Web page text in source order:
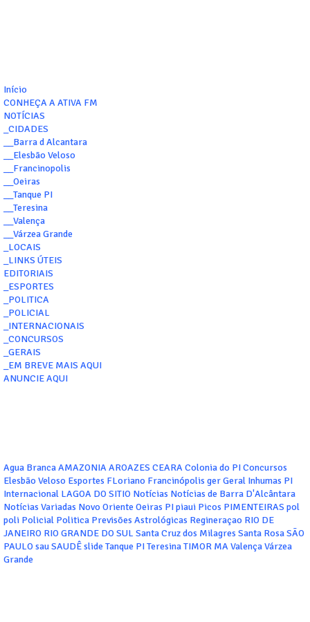
Início
CONHEÇA A ATIVA FM
NOTÍCIAS
_CIDADES
__Barra d Alcantara
__Elesbão Veloso
__Francinopolis
__Oeiras
__Tanque PI
__Teresina
__Valença
__Várzea Grande
_LOCAIS
_LINKS ÚTEIS
EDITORIAIS
_ESPORTES
_POLITICA
_POLICIAL
_INTERNACIONAIS
_CONCURSOS
_GERAIS
_EM BREVE MAIS AQUI
ANUNCIE AQUI
Agua BrancaAMAZONIAAROAZES CEARAColonia do PIConcursos
Elesbão Veloso Esportes FLoriano Francinópolis gerGeral Inhumas PI
Internacional LAGOA DO SITIO Notícias Notícias de Barra D'Alcântara
Notícias Variadas Novo Oriente Oeiras PIpiaui Picos PIMENTEIRAS pol
poli Policial Politica Previsões Astrológicas Regineraçao RIO DE
JANEIRO RIO GRANDE DO SUL Santa Cruz dos Milagres Santa RosaSÃO
PAULOsauSAUDÊslide Tanque PITeresinaTIMOR MAValençaVárzea
Grande